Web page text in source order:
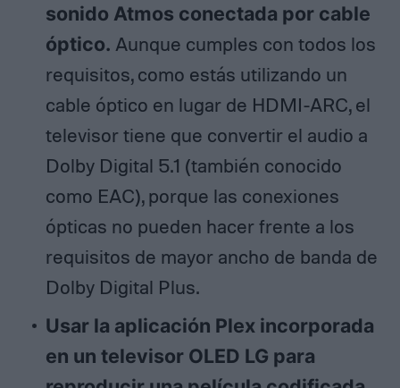
sonido Atmos conectada por cable
óptico. Aunque cumples con todos los
requisitos, como estás utilizando un
cable óptico en lugar de HDMI-ARC, el
televisor tiene que convertir el audio a
Dolby Digital 5.1 (también conocido
como EAC), porque las conexiones
ópticas no pueden hacer frente a los
requisitos de mayor ancho de banda de
Dolby Digital Plus.
Usar la aplicación Plex incorporada
en un televisor OLED LG para